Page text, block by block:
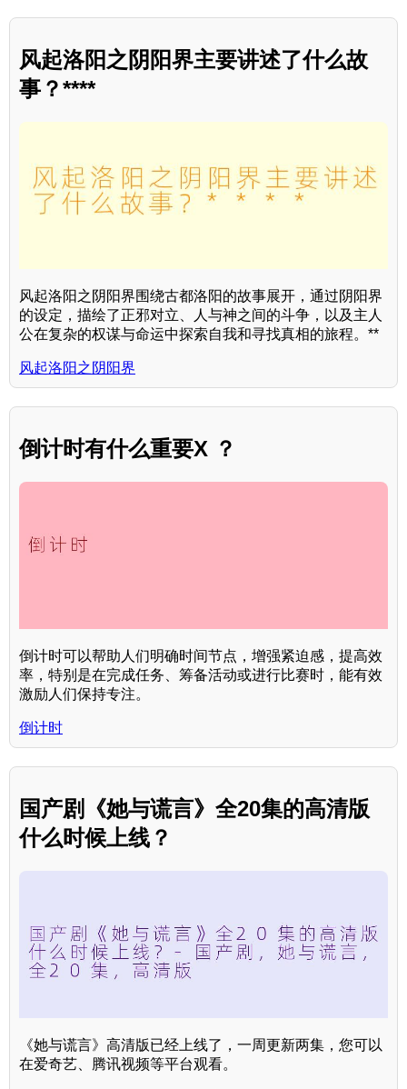
风起洛阳之阴阳界主要讲述了什么故
事？****
风起洛阳之阴阳界围绕古都洛阳的故事展开，通过阴阳界
的设定，描绘了正邪对立、人与神之间的斗争，以及主人
公在复杂的权谋与命运中探索自我和寻找真相的旅程。**
风起洛阳之阴阳界
倒计时有什么重要X ？
倒计时可以帮助人们明确时间节点，增强紧迫感，提高效
率，特别是在完成任务、筹备活动或进行比赛时，能有效
激励人们保持专注。
倒计时
国产剧《她与谎言》全20集的高清版
什么时候上线？
《她与谎言》高清版已经上线了，一周更新两集，您可以
在爱奇艺、腾讯视频等平台观看。